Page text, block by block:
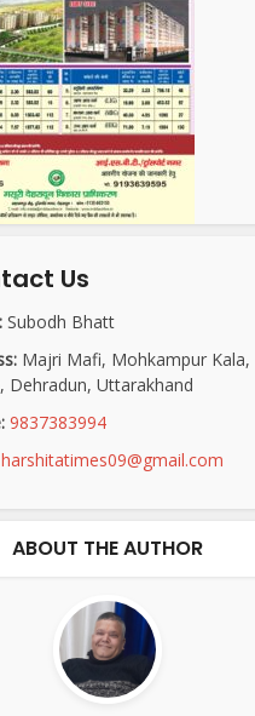
Us
Subodh Bhatt
Majri Mafi, Mohkampur Kala,
Dehradun, Uttarakhand
9837383994
harshitatimes09@gmail.com
ABOUT THE AUTHOR